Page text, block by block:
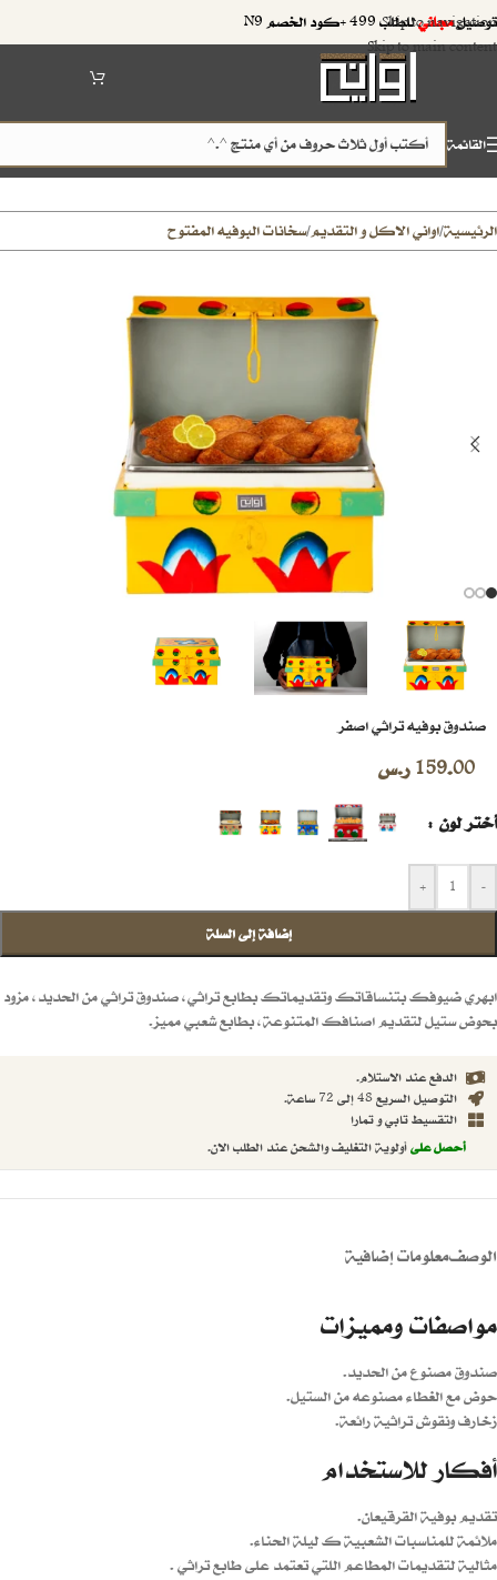
Skip to navigation
Skip to main content
توصيلمجانيللطلب 499 +كود الخصم N9
القائمة
الرئيسية/اواني الاكل و التقديم/سخانات البوفيه المفتوح
صندوق بوفيه تراثي اصفر
159.00 ر.س
أختر لون
-
+
إضافة إلى السلة
ابهري ضيوفك بتنساقاتك وتقديماتك بطابع تراثي، صندوق تراثي من الحديد، مزود
بحوض ستيل لتقديم اصنافك المتنوعة، بطابع شعبي مميز.
الدفع عند الاستلام.
التوصيل السريع 48 إلى 72 ساعة.
التقسيط تابي و تمارا
أحصل علىأولوية التغليف والشحن عند الطلب الان.
الوصفمعلومات إضافية
مواصفات ومميزات
صندوق مصنوع من الحديد.
حوض مع الغطاء مصنوعه من الستيل.
زخارف ونقوش تراثية رائعة.
أفكار للاستخدام
تقديم بوفية القرقيعان.
ملائمة للمناسبات الشعبية ك ليلة الحناء.
مثالية لتقديمات المطاعم اللتي تعتمد على طابع تراثي .